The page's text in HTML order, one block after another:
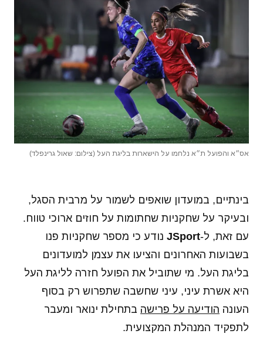
אס״א והפועל ת״א נלחמו על הישארות בליגת העל (צילום: שאול גרינפלד)
בינתיים, במועדון שואפים לשמור על מרבית הסגל,
ובעיקר על שחקניות שחתומות על חוזים ארוכי טווח.
עם זאת, ל-JSport נודע כי מספר שחקניות פנו
בשבועות האחרונים והציעו את עצמן למועדונים
בליגת העל. מי שתוביל את הפועל חזרה לליגת העל
היא אשרת עיני, עיני שחשבה שתפרוש רק בסוף
העונה הודיעה על פרישה בתחילת ינואר ומעבר
לתפקיד המנהלת המקצועית.